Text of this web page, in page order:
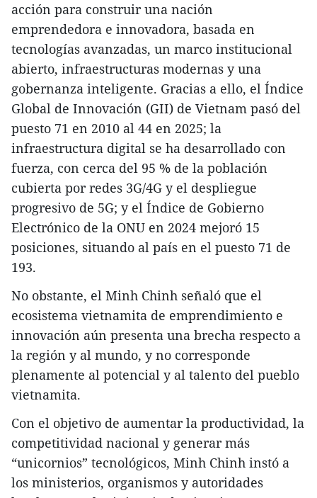
acción para construir una nación
emprendedora e innovadora, basada en
tecnologías avanzadas, un marco institucional
abierto, infraestructuras modernas y una
gobernanza inteligente. Gracias a ello, el Índice
Global de Innovación (GII) de Vietnam pasó del
puesto 71 en 2010 al 44 en 2025; la
infraestructura digital se ha desarrollado con
fuerza, con cerca del 95 % de la población
cubierta por redes 3G/4G y el despliegue
progresivo de 5G; y el Índice de Gobierno
Electrónico de la ONU en 2024 mejoró 15
posiciones, situando al país en el puesto 71 de
193.
No obstante, el Minh Chinh señaló que el
ecosistema vietnamita de emprendimiento e
innovación aún presenta una brecha respecto a
la región y al mundo, y no corresponde
plenamente al potencial y al talento del pueblo
vietnamita.
Con el objetivo de aumentar la productividad, la
competitividad nacional y generar más
“unicornios” tecnológicos, Minh Chinh instó a
los ministerios, organismos y autoridades